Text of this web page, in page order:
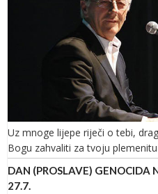
Uz mnoge lijepe riječi o tebi,
Bogu zahvaliti za tvoju
DAN (PROSLAVE) GENOCIDA
27.7.